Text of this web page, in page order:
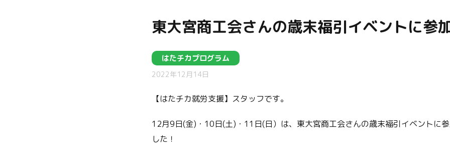
東大宮商工会さんの歳末福引イベントに参
はたチカプログラム
2022年12月14日
【はたチカ就労支援】スタッフです。
12月9日(金)・10日(土)・11日(日）は、東大宮商工会さんの歳末福引イベントに
した！